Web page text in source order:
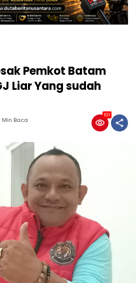
Pemkot Batam
Liar Yang sudah
Min Baca
101